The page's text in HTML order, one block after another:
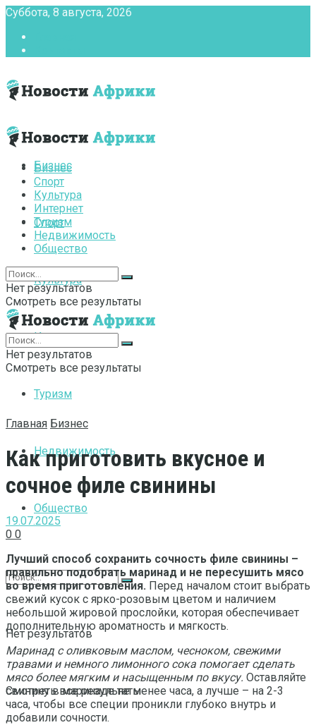
Суббота, 8 августа, 2026
Бизнес
Спорт
Культура
Интернет
Туризм
Недвижимость
Общество
Нет результатов
Смотреть все результаты
Бизнес
Спорт
Культура
Интернет
Туризм
Недвижимость
Общество
Нет результатов
Смотреть все результаты
Нет результатов
Смотреть все результаты
Главная Бизнес
Как приготовить вкусное и
сочное филе свинины
19.07.2025
0 0
Лучший способ сохранить сочность филе свинины –
правильно подобрать маринад и не пересушить мясо
во время приготовления. Перед началом стоит выбрать
свежий кусок с ярко-розовым цветом и наличием
небольшой жировой прослойки, которая обеспечивает
дополнительную ароматность и мягкость.
Маринад с оливковым маслом, чесноком, свежими
травами и немного лимонного сока помогает сделать
мясо более мягким и насыщенным по вкусу. Оставляйте
свинину в маринаде не менее часа, а лучше – на 2-3
часа, чтобы все специи проникли глубоко внутрь и
добавили сочности.